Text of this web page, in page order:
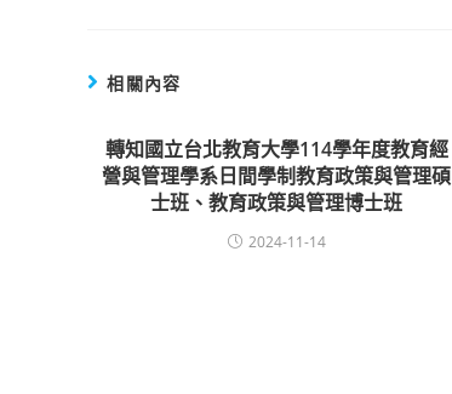
相關內容
轉知國立台北教育大學114學年度教育經
營與管理學系日間學制教育政策與管理碩
士班、教育政策與管理博士班
2024-11-14